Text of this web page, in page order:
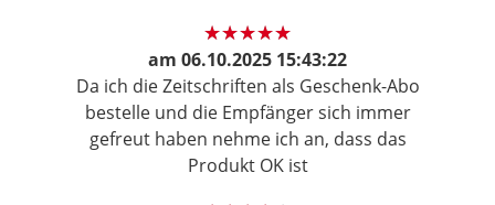
am 06.10.2025 15:43:22
Da ich die Zeitschriften als Geschenk-Abo
bestelle und die Empfänger sich immer
gefreut haben nehme ich an, dass das
Produkt OK ist